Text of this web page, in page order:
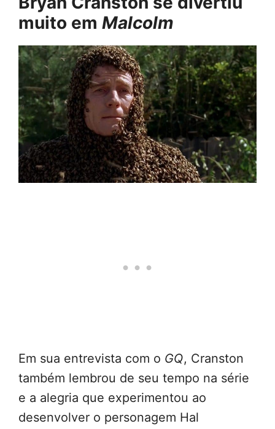
muito em Malcolm
Em sua entrevista com o GQ, Cranston
também lembrou de seu tempo na série
e a alegria que experimentou ao
desenvolver o personagem Hal